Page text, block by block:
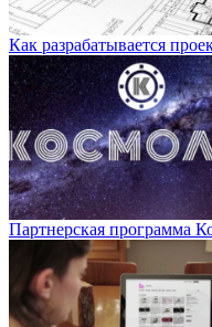
Как разрабатывается
Партнерская программа